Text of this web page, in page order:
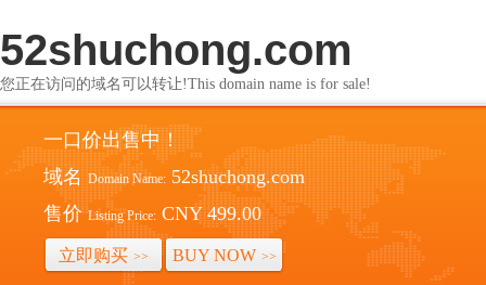
52shuchong.com
您正在访问的域名可以转让!This domain name is for sale!
一口价出售中！
域名 Domain Name: 52shuchong.com
售价 Listing Price: CNY 499.00
立即购买 >> BUY NOW >>